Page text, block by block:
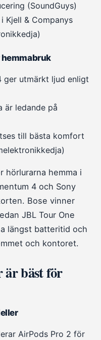
(SoundGuys)
Kjell & Companys
ger utmärkt ljud enligt
är ledande på
till bästa komfort
hörlurarna hemma i
4 och Sony
Bose vinner
JBL Tour One
längst batteritid och
och kontoret.
bäst för
AirPods Pro 2 för